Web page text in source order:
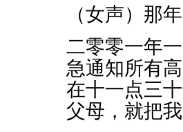
（女声）那
二零零一年
急通知所有
在十一点三
父母，就把